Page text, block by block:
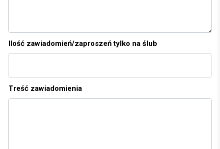
Ilość zawiadomień/zaproszeń tylko na ślub
Treść zawiadomienia